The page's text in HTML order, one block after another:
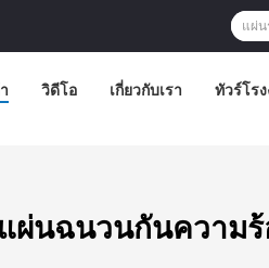
วิดีโอ เกี่ยวกับเรา ทัวร์โร
ผ่นฉนวนกันความร้